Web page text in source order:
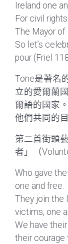
Ireland one
For civil
The Mayor of
So let’s
pour (Friel
Tone是著名
立的愛爾蘭
爾語的國家
他們共同的
第二首街頭
者」（
Who gave
one and free.
They join the
victims, one
We have
their courage